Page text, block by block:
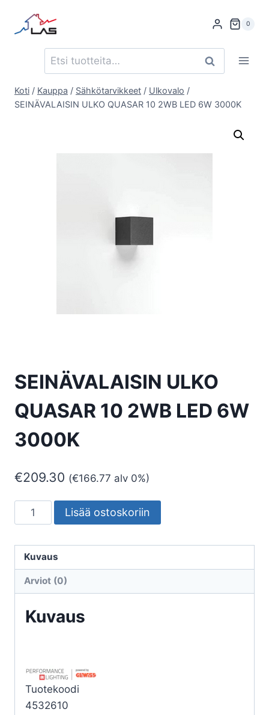
sisältöön
0
Etsi: Haku
Koti / Kauppa / Sähkötarvikkeet / Ulkovalo /
SEINÄVALAISIN ULKO QUASAR 10 2WB LED 6W 3000K
SEINÄVALAISIN ULKO
QUASAR 10 2WB LED 6W
3000K
€209.30 (€166.77 alv 0%)
SEINÄVALAISIN
ULKO
10
2WB
3000K
Lisää ostoskoriin
Kuvaus
Arviot (0)
Kuvaus
Tuotekoodi
4532610